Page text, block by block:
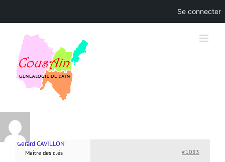
content
Gérard CAVILLON
Maître des clés #1083
Se connecter